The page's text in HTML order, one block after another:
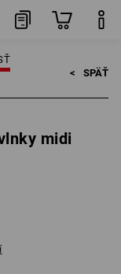
< SPÄŤ
midi